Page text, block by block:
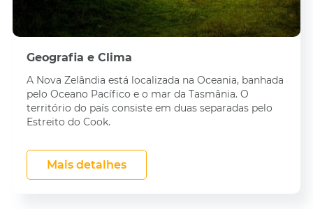
Geografia e Clima
A Nova Zelândia está localizada na Oceania, banhada
pelo Oceano Pacífico e o mar da Tasmânia. O
território do país consiste em duas separadas pelo
Estreito do Cook.
Mais detalhes